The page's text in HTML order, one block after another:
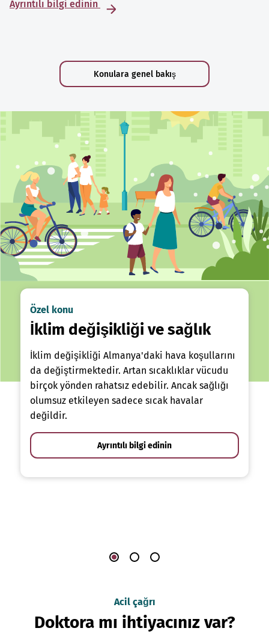
Ayrıntılı bilgi edinin
Konulara genel bakış
Özel konu
İklim değişikliği ve sağlık
İklim değişikliği Almanya'daki hava koşullarını
da değiştirmektedir. Artan sıcaklıklar vücudu
birçok yönden rahatsız edebilir. Ancak sağlığı
olumsuz etkileyen sadece sıcak havalar
değildir.
Ayrıntılı bilgi edinin
Acil çağrı
Doktora mı ihtiyacınız var?